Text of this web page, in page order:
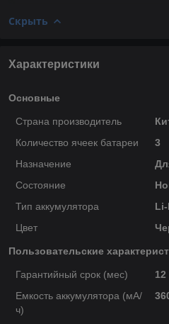
Скрыть
Характеристики
Основные
Страна производитель
Количество ячеек батареи
3
Назначение
Состояние
Тип аккумулятора
Цвет
Пользовательские
Гарантийный срок (мес)
12
Емкость аккумулятора (мА/
ч)